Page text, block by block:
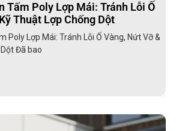
Tấm Poly Lợp Mái: Tránh Lỗi Ố
Thuật Lợp Chống Dột
Poly Lợp Mái: Tránh Lỗi Ố Vàng, Nứt Vỡ &
Đã bao